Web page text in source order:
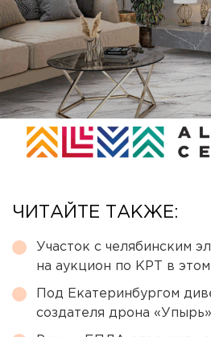
ЧИТАЙТЕ ТАКЖЕ:
Участок с челябинским
на аукцион по КРТ в
Под Екатеринбургом
создателя дрона «Упырь»